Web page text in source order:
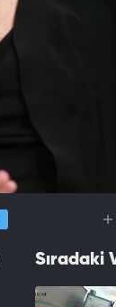
Sıradaki